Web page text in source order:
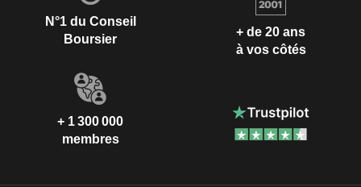
N°1 du Conseil
Boursier
+ de 20 ans
à vos côtés
+ 1 300 000
membres